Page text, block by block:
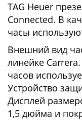
TAG Heuer
Connected. В
часы
Внешний вид
линейке
часов
Устройство
Дисплей
1,5 дюйма и